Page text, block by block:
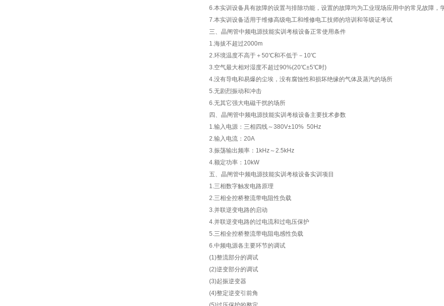
6.本实训设备具有故障的设置与排除功能，设置的故障均为工业现场应用中的常见故障
7.本实训设备适用于维修高级电工和维修电工技师的培训和等级证考试
三、晶闸管中频电源技能实训考核设备正常使用条件
1.海拔不超过2000m
2.环境温度不高于＋50℃和不低于－10℃
3.空气最大相对湿度不超过90%(20℃±5℃时)
4.没有导电和易爆的尘埃，没有腐蚀性和损坏绝缘的气体及蒸汽的场所
5.无剧烈振动和冲击
6.无其它强大电磁干扰的场所
四、晶闸管中频电源技能实训考核设备主要技术参数
1.输入电源：三相四线～380V±10% 50Hz
2.输入电流：20A
3.振荡输出频率：1kHz～2.5kHz
4.额定功率：10kW
五、晶闸管中频电源技能实训考核设备实训项目
1.三相数字触发电路原理
2.三相全控桥整流带电阻性负载
3.并联逆变电路的启动
4.并联逆变电路的过电流和过电压保护
5.三相全控桥整流带电阻电感性负载
6.中频电源各主要环节的调试
(1)整流部分的调试
(2)逆变部分的调试
(3)起振逆变器
(4)整定逆变引前角